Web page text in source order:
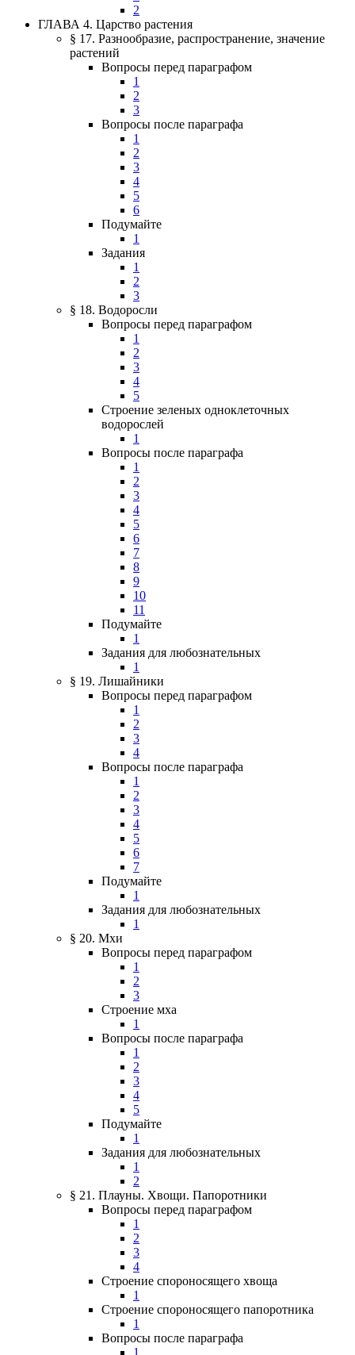
2
ГЛАВА 4. Царство растения
§ 17. Разнообразие, распространение, значение
растений
Вопросы перед параграфом
1
2
3
Вопросы после параграфа
1
2
3
4
5
6
Подумайте
1
Задания
1
2
3
§ 18. Водоросли
Вопросы перед параграфом
1
2
3
4
5
Строение зеленых одноклеточных
водорослей
1
Вопросы после параграфа
1
2
3
4
5
6
7
8
9
10
11
Подумайте
1
Задания для любознательных
1
§ 19. Лишайники
Вопросы перед параграфом
1
2
3
4
Вопросы после параграфа
1
2
3
4
5
6
7
Подумайте
1
Задания для любознательных
1
§ 20. Мхи
Вопросы перед параграфом
1
2
3
Строение мха
1
Вопросы после параграфа
1
2
3
4
5
Подумайте
1
Задания для любознательных
1
2
§ 21. Плауны. Хвощи. Папоротники
Вопросы перед параграфом
1
2
3
4
Строение спороносящего хвоща
1
Строение спороносящего папоротника
1
Вопросы после параграфа
1